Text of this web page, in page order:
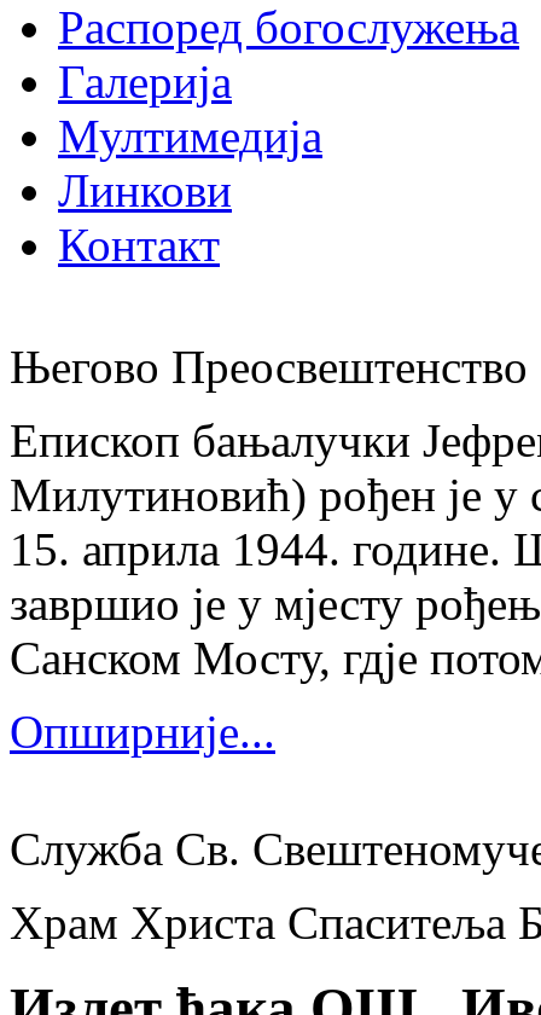
Распоред богослужења
Галерија
Мултимедија
Линкови
Контакт
Његово
Епископ бањалучки
Милутиновић) рођен је у
15. априла 1944. године.
завршио је у мјесту
Санском Мосту, гдје
Опширније...
Служба Св.
Храм Христа Спаситеља